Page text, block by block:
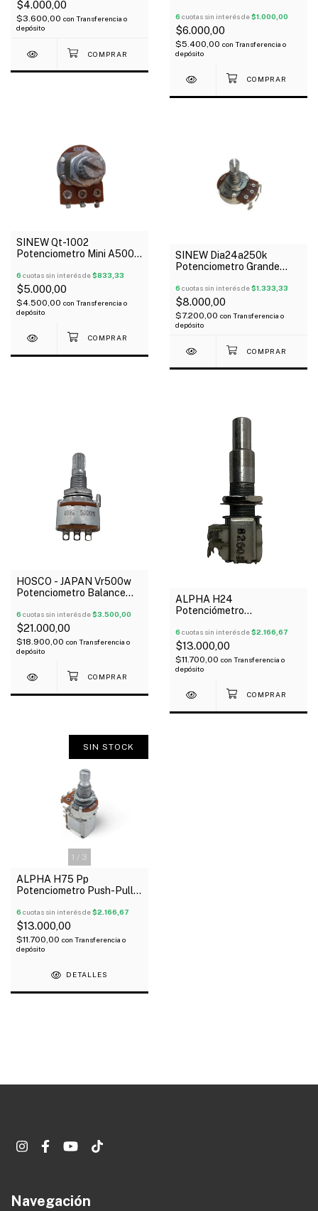
$4.000,00
$3.600,00 con Transferencia o
depósito
6 cuotas sin interés de$1.000,00
$6.000,00
$5.400,00 con Transferencia o
depósito
SINEW Qt-1002
Potenciometro Mini A500k
6 cuotas sin interés de$833,33
$5.000,00
$4.500,00 con Transferencia o
depósito
SINEW Dia24a250k
Potenciometro Grande
6 cuotas sin interés de$1.333,33
$8.000,00
$7.200,00 con Transferencia o
depósito
HOSCO - JAPAN Vr500w
Potenciometro Balance
6 cuotas sin interés de$3.500,00
$21.000,00
$18.900,00 con Transferencia o
depósito
ALPHA H24
Potenciómetro
6 cuotas sin interés de$2.166,67
$13.000,00
$11.700,00 con Transferencia o
depósito
1 / 3
SIN STOCK
ALPHA H75 Pp
Potenciometro Push-Pull B
6 cuotas sin interés de$2.166,67
$13.000,00
$11.700,00 con Transferencia o
depósito
DETALLES
Navegación